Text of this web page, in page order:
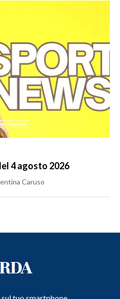
4 agosto 2026
Caruso